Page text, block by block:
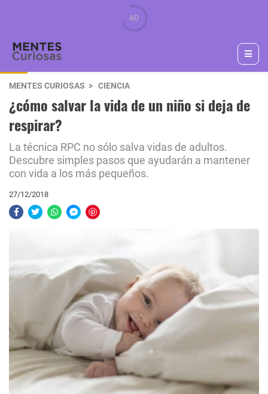
MENTES CURIOSAS CIENCIA
¿cómo salvar la vida de un niño si deja de
respirar?
La técnica RPC no sólo salva vidas de adultos.
Descubre simples pasos que ayudarán a mantener
con vida a los más pequeños.
27/12/2018